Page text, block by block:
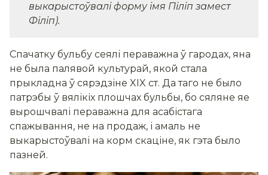
выкарыстоўвалі форму імя Піліп замест
Філіп).
Спачатку бульбу сеялі пераважна ў гародах, яна
не была палявой культурай, якой стала
прыкладна ў сярэдзіне XIX ст. Да таго не было
патрэбы ў вялікіх плошчах бульбы, бо сяляне яе
вырошчвалі пераважна для асабістага
спажывання, не на продаж, і амаль не
выкарыстоўвалі на корм скаціне, як гэта было
пазней.